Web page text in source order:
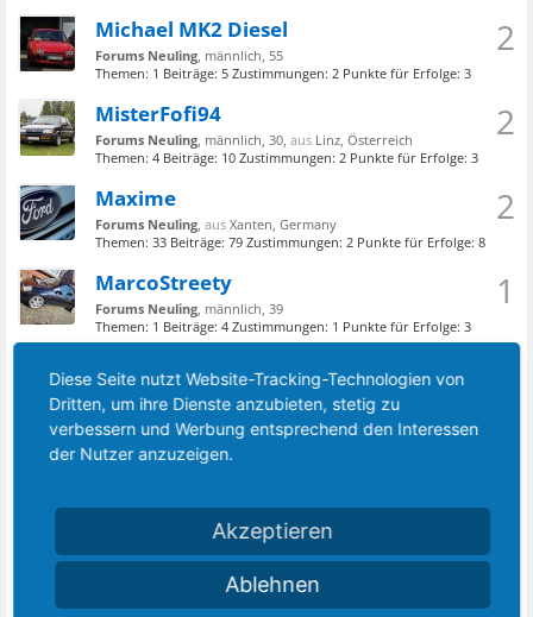
2
Michael MK2 Diesel
Forums Neuling, männlich, 55
Themen: 1 Beiträge: 5 Zustimmungen: 2 Punkte für Erfolge: 3
2
MisterFofi94
Forums Neuling, männlich, 30, aus Linz, Österreich
Themen: 4 Beiträge: 10 Zustimmungen: 2 Punkte für Erfolge: 3
2
Maxime
Forums Neuling, aus Xanten, Germany
Themen: 33 Beiträge: 79 Zustimmungen: 2 Punkte für Erfolge: 8
1
MarcoStreety
Forums Neuling, männlich, 39
Themen: 1 Beiträge: 4 Zustimmungen: 1 Punkte für Erfolge: 3
MaJu_MK6
Forums Neuling , männlich, 58,
Herdorf
Themen: 0 Beiträge: 5 Zustimmungen: 1 Punkte für Erfolge:
miki
Forums Neuling, männlich, 47,aus nähe Heilbronn
68 Zustimmungen:
Diese Seite nutzt Website-Tracking-Technologien von
Dritten, um ihre Dienste anzubieten, stetig zu
verbessern und Werbung entsprechend den Interessen
der Nutzer anzuzeigen.
Akzeptieren
Ablehnen